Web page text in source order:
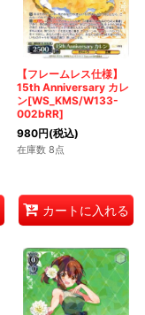
【フレームレス仕様】
15th Anniversary カレ
ン[WS_KMS/W133-
002bRR]
980円(税込)
在庫数 8点
カートに入れる